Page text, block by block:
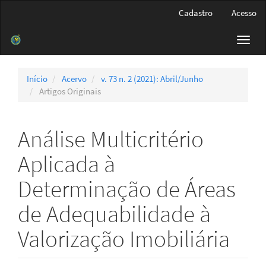
Barra
Cadastro Acesso
Início Acervo
v. 73 n. 2 (2021): Abril/Junho
Artigos Originais
Análise Multicritério
Aplicada à
Determinação de Áreas
de Adequabilidade à
Valorização Imobiliária